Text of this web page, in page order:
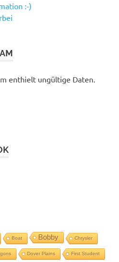
:-)
enthielt ungültige Daten.
Boat Bobby Chrysler
Dover Plains First Student